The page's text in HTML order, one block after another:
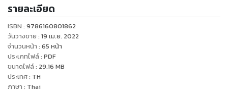
รายละเอียด
ISBN : 9786160801862
วันวางขาย : 19 เม.ย. 2022
จำนวนหน้า : 65 หน้า
ประเภทไฟล์: PDF
ขนาดไฟล์: 29.16 MB
ประเทศ: TH
ภาษา : Thai